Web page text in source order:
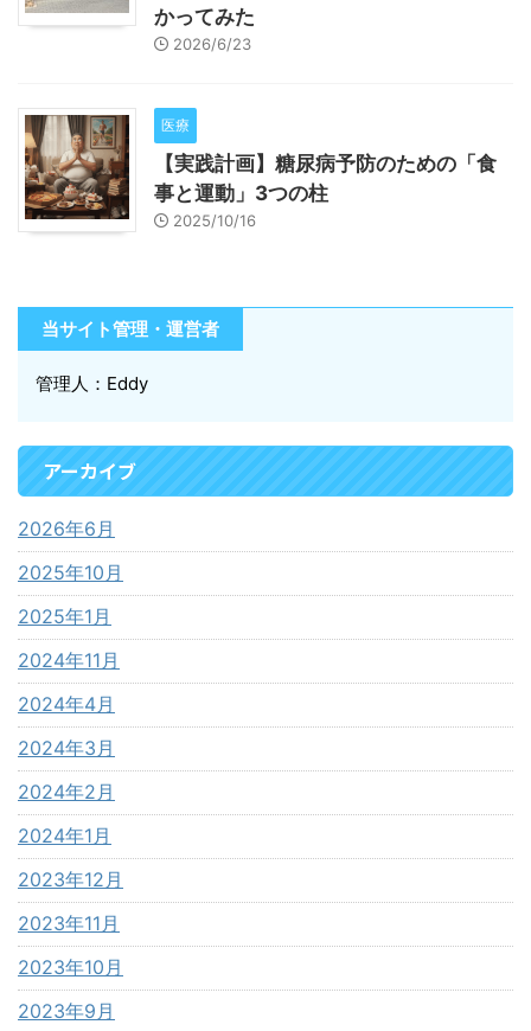
かってみた
2026/6/23
医療
【実践計画】糖尿病予防のための「食
事と運動」3つの柱
2025/10/16
当サイト管理・運営者
管理人：Eddy
アーカイブ
2026年6月
2025年10月
2025年1月
2024年11月
2024年4月
2024年3月
2024年2月
2024年1月
2023年12月
2023年11月
2023年10月
2023年9月